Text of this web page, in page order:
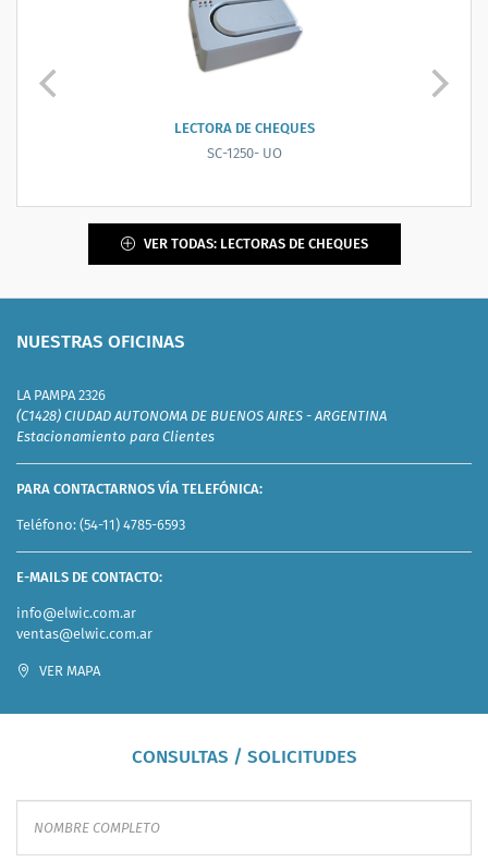
VER TODAS: LECTORAS DE CHEQUES
NUESTRAS OFICINAS
LA PAMPA 2326
(C1428) CIUDAD AUTONOMA DE BUENOS AIRES - ARGENTINA
Estacionamiento para Clientes
PARA CONTACTARNOS VÍA TELEFÓNICA:
Teléfono:(54-11) 4785-6593
E-MAILS DE CONTACTO:
info@elwic.com.ar
ventas@elwic.com.ar
VER MAPA
CONSULTAS / SOLICITUDES